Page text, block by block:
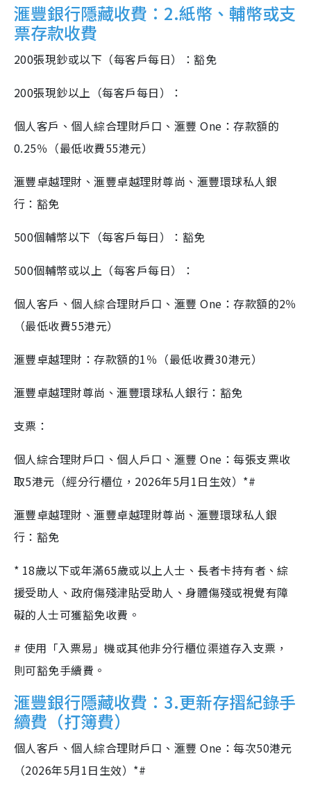
滙豐銀行隱藏收費：2.紙幣、輔幣或支
票存款收費
200張現鈔或以下（每客戶每日）：豁免
200張現鈔以上（每客戶每日）：
個人客戶、個人綜合理財戶口、滙豐 One：存款額的
0.25％（最低收費55港元）
滙豐卓越理財、滙豐卓越理財尊尚、滙豐環球私人銀
行：豁免
500個輔幣以下（每客戶每日）：豁免
500個輔幣或以上（每客戶每日）：
個人客戶、個人綜合理財戶口、滙豐 One：存款額的2％
（最低收費55港元）
滙豐卓越理財：存款額的1％（最低收費30港元）
滙豐卓越理財尊尚、滙豐環球私人銀行：豁免
支票：
個人綜合理財戶口、個人戶口、滙豐 One：每張支票收
取5港元（經分行櫃位，2026年5月1日生效）*#
滙豐卓越理財、滙豐卓越理財尊尚、滙豐環球私人銀
行：豁免
* 18歲以下或年滿65歲或以上人士、長者卡持有者、綜
援受助人、政府傷殘津貼受助人、身體傷殘或視覺有障
礙的人士可獲豁免收費。
# 使用「入票易」機或其他非分行櫃位渠道存入支票，
則可豁免手續費。
滙豐銀行隱藏收費：3.更新存摺紀錄手
續費（打簿費）
個人客戶、個人綜合理財戶口、滙豐 One：每次50港元
（2026年5月1日生效）*#